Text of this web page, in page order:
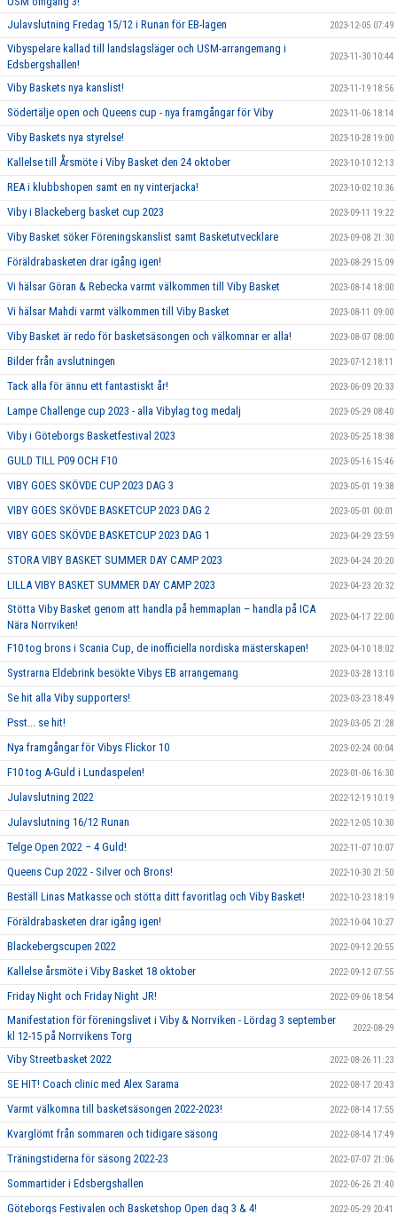
Julavslutning Fredag 15/12 i Runan för EB-lagen
2023-12-05 07:49
Vibyspelare kallad till landslagsläger och USM-arrangemang i
Edsbergshallen!
2023-11-30 10:44
Viby Baskets nya kanslist! 2023-11-19 18:56
Södertälje open och Queens cup - nya framgångar för Viby 2023-11-06 18:14
Viby Baskets nya styrelse! 2023-10-28 19:00
Kallelse till Årsmöte i Viby Basket den 24 oktober 2023-10-10 12:13
REA i klubbshopen samt en ny vinterjacka! 2023-10-02 10:36
Viby i Blackeberg basket cup 2023 2023-09-11 19:22
Viby Basket söker Föreningskanslist samt Basketutvecklare 2023-09-08 21:30
Föräldrabasketen drar igång igen! 2023-08-29 15:09
Vi hälsar Göran & Rebecka varmt välkommen till Viby Basket 2023-08-14 18:00
Vi hälsar Mahdi varmt välkommen till Viby Basket 2023-08-11 09:00
Viby Basket är redo för basketsäsongen och välkomnar er alla! 2023-08-07 08:00
Bilder från avslutningen 2023-07-12 18:11
Tack alla för ännu ett fantastiskt år! 2023-06-09 20:33
Lampe Challenge cup 2023 - alla Vibylag tog medalj 2023-05-29 08:40
Viby i Göteborgs Basketfestival 2023 2023-05-25 18:38
GULD TILL P09 OCH F10 2023-05-16 15:46
VIBY GOES SKÖVDE CUP 2023 DAG 3 2023-05-01 19:38
VIBY GOES SKÖVDE BASKETCUP 2023 DAG 2 2023-05-01 00:01
VIBY GOES SKÖVDE BASKETCUP 2023 DAG 1 2023-04-29 23:59
STORA VIBY BASKET SUMMER DAY CAMP 2023 2023-04-24 20:20
LILLA VIBY BASKET SUMMER DAY CAMP 2023 2023-04-23 20:32
Stötta Viby Basket genom att handla på hemmaplan – handla på ICA
Nära Norrviken!
2023-04-17 22:00
F10 tog brons i Scania Cup, de inofficiella nordiska mästerskapen! 2023-04-10 18:02
Systrarna Eldebrink besökte Vibys EB arrangemang 2023-03-28 13:10
Se hit alla Viby supporters! 2023-03-23 18:49
Psst... se hit! 2023-03-05 21:28
Nya framgångar för Vibys Flickor 10 2023-02-24 00:04
F10 tog A-Guld i Lundaspelen! 2023-01-06 16:30
Julavslutning 2022 2022-12-19 10:19
Julavslutning 16/12 Runan 2022-12-05 10:30
Telge Open 2022 – 4 Guld! 2022-11-07 10:07
Queens Cup 2022 - Silver och Brons! 2022-10-30 21:50
Beställ Linas Matkasse och stötta ditt favoritlag och Viby Basket! 2022-10-23 18:19
Föräldrabasketen drar igång igen! 2022-10-04 10:27
Blackebergscupen 2022 2022-09-12 20:55
Kallelse årsmöte i Viby Basket 18 oktober 2022-09-12 07:55
Friday Night och Friday Night JR! 2022-09-06 18:54
Manifestation för föreningslivet i Viby & Norrviken - Lördag 3 september
kl 12-15 på Norrvikens Torg
2022-08-29
Viby Streetbasket 2022 2022-08-26 11:23
SE HIT! Coach clinic med Alex Sarama 2022-08-17 20:43
Varmt välkomna till basketsäsongen 2022-2023! 2022-08-14 17:55
Kvarglömt från sommaren och tidigare säsong 2022-08-14 17:49
Träningstiderna för säsong 2022-23 2022-07-07 21:06
Sommartider i Edsbergshallen 2022-06-26 21:40
Göteborgs Festivalen och Basketshop Open dag 3 & 4! 2022-05-29 20:41